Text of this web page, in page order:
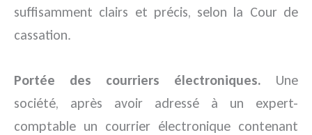
suffisamment clairs et précis, selon la Cour de
cassation.
Portée des courriers électroniques. Une
société, après avoir adressé à un expert-
comptable un courrier électronique contenant